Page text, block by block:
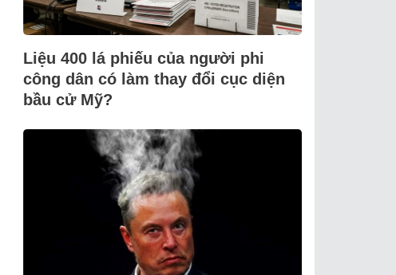
Liệu 400 lá phiếu của người phi
công dân có làm thay đổi cục diện
bầu cử Mỹ?